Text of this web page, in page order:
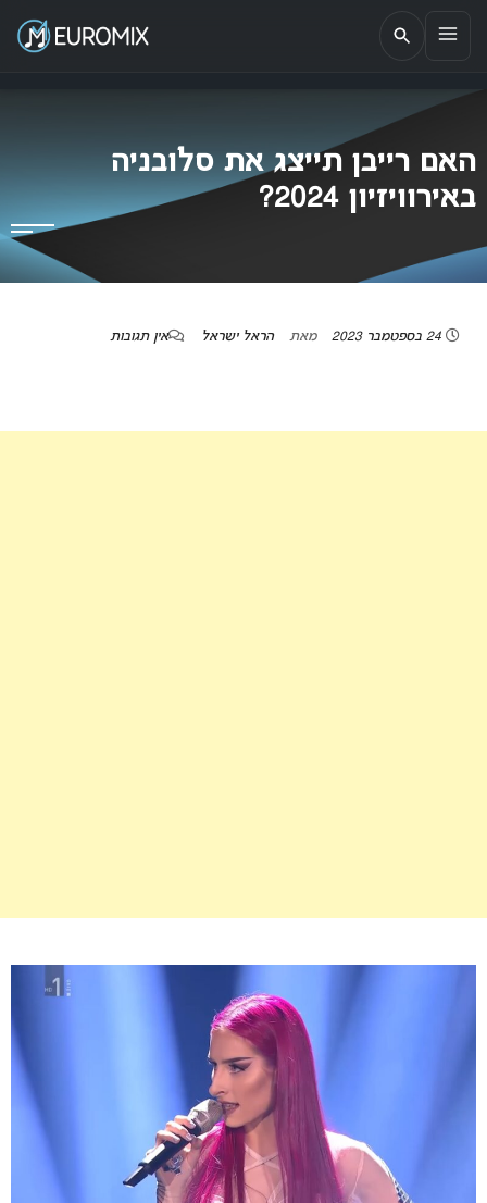
EUROMIX
אתר הבית של האירוויזיון בישראל
האם רייבן תייצג את סלובניה
באירוויזיון 2024?
מאת הראל ישראל אין תגובות